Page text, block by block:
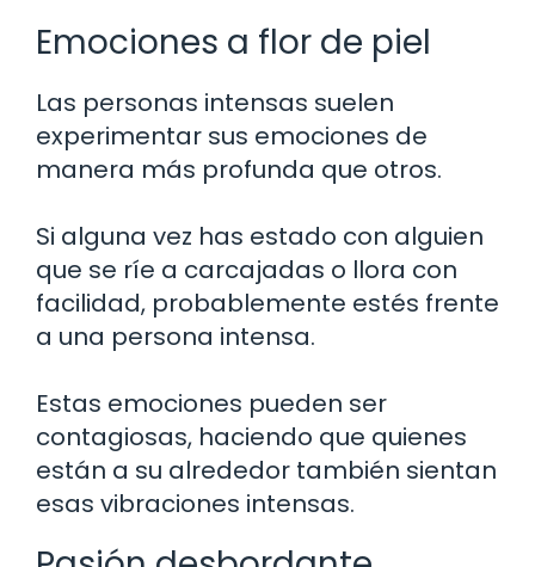
Emociones a flor de piel
Las personas intensas suelen
experimentar sus emociones de
manera más profunda que otros.
Si alguna vez has estado con alguien
que se ríe a carcajadas o llora con
facilidad, probablemente estés frente
a una persona intensa.
Estas emociones pueden ser
contagiosas, haciendo que quienes
están a su alrededor también sientan
esas vibraciones intensas.